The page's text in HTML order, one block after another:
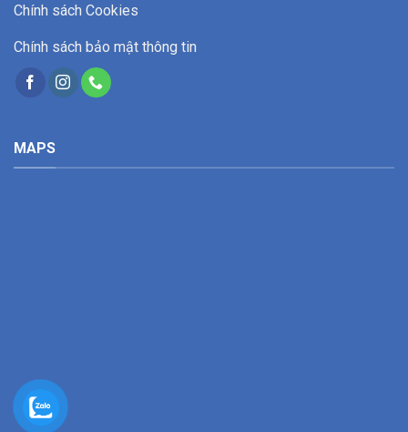
Chính sách Cookies
Chính sách bảo mật thông tin
MAPS